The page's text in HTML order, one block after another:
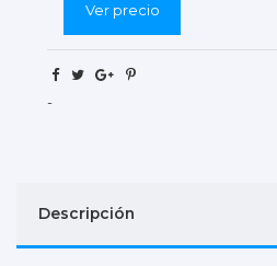
Ver precio
-
Descripción